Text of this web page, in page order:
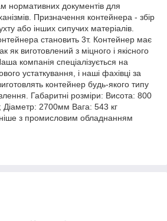
нормативних документів для
Призначення контейнера - збір
або інших сипучих матеріалів.
становить 3т. Контейнер має
як виготовлений з міцного і якісного
компанія спеціалізується на
устаткування, і наші фахівці за
контейнер будь-якого типу
Габаритні розміри: Висота: 800
2700мм Вага: 543 кг
з промисловим обладнанням